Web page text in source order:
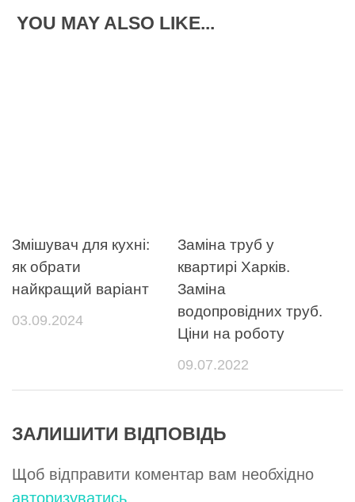
YOU MAY ALSO LIKE...
Змішувач для кухні:
як обрати
найкращий варіант
03.09.2024
Заміна труб у
квартирі Харків.
Заміна
водопровідних труб.
Ціни на роботу
09.07.2022
ЗАЛИШИТИ ВІДПОВІДЬ
Щоб відправити коментар вам необхідно
авторизуватись.